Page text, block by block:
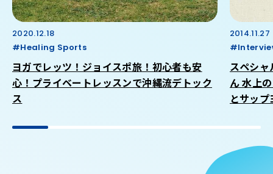
2020.12.18
#Healing Sports
ヨガでレッツ！ジョイスポ旅！初心者も安
心！プライベートレッスンで沖縄流デトック
ス
2014.11.27
スペシ
ん 水上
とサッ